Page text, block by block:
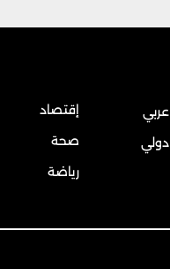
عربي
دولي
إقتصاد
صحة
رياضة